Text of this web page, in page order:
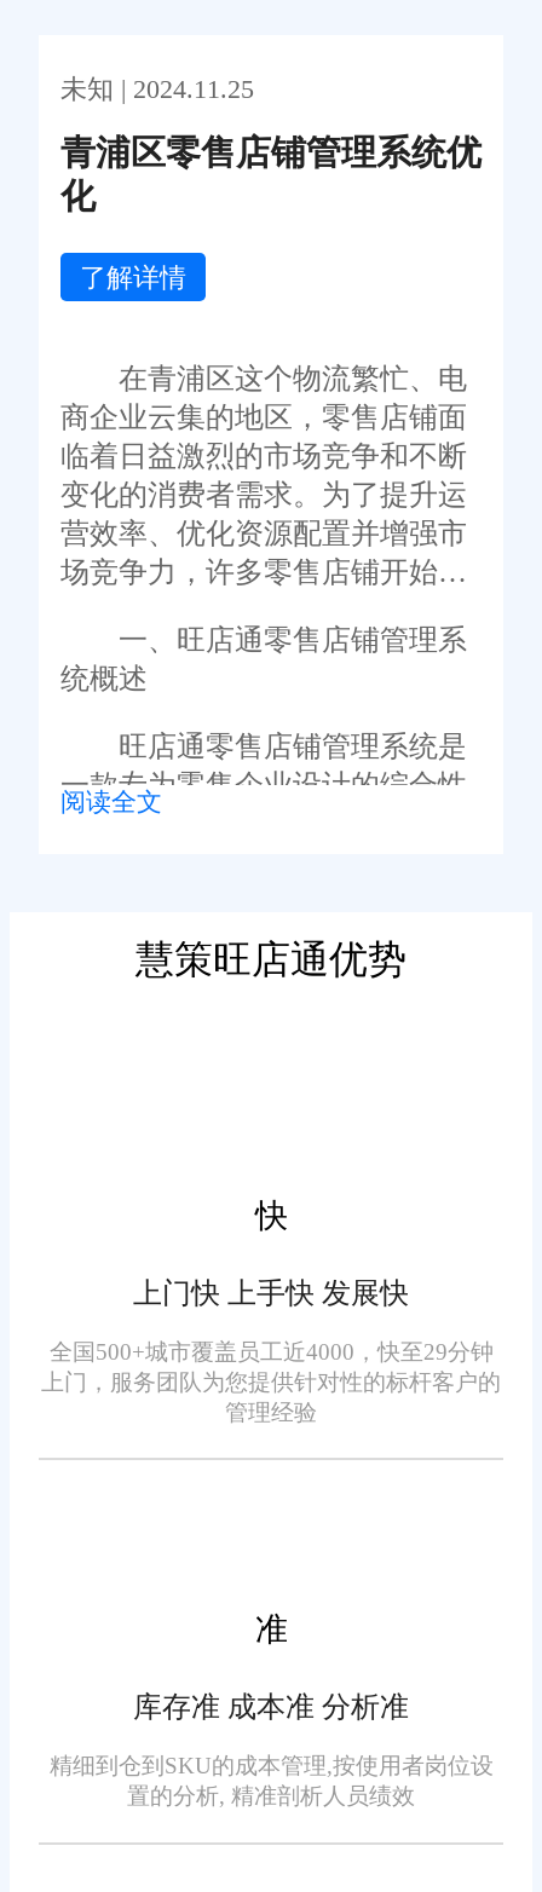
未知 | 2024.11.25
青浦区零售店铺管理系统优
化
了解详情
在青浦区这个物流繁忙、电
商企业云集的地区，零售店铺面
临着日益激烈的市场竞争和不断
变化的消费者需求。为了提升运
营效率、优化资源配置并增强市
场竞争力，许多零售店铺开始引
旺店通零售店铺管理系统凭借其
全面、高效的特点，成为了众多
零售店铺的首选。然而，随着市
场环境的变化和企业需求的升
级，对旺店通零售店铺管理系统
一、旺店通零售店铺管理系
统概述
旺店通零售店铺管理系统是
一款专为零售企业设计的综合性
管理软件，它集成了订单处理、
实现业务流程的自动化和数据的
一体化。系统通过云计算技术提
售店铺中。系统通过实时监控库
存数据、自动处理订单、提供智
能预警等功能，显著提升了零售
店铺的运营效率。同时，系统还
支持多渠道销售，能够集中管理
来自不同平台、不同店铺的订
单，简化了销售管理的复杂性。
此外，旺店通还提供了丰富的数
三、旺店通零售店铺管理系
统的优化方向
进行进一步优化。以下是几个关
铺业务量的不断增长，系统需要
阅读全文
慧策旺店通优势
快
上门快 上手快 发展快
全国500+城市覆盖员工近4000，快至29分钟
上门，服务团队为您提供针对性的标杆客户的
管理经验
准
库存准 成本准 分析准
精细到仓到SKU的成本管理,按使用者岗位设
置的分析, 精准剖析人员绩效